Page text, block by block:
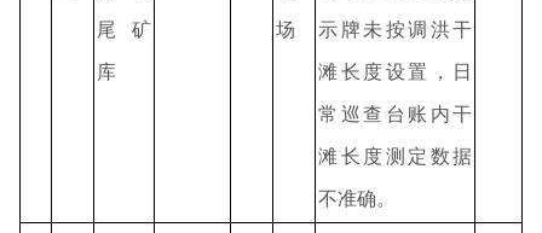
尾矿
库
场
示牌未按调洪干
滩长度设置，日
常巡查台账内干
滩长度测定数据
不准确。